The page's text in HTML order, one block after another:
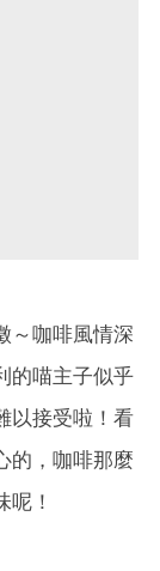
～咖啡風情深
的喵主子似乎
以接受啦！看
的，咖啡那麼
！